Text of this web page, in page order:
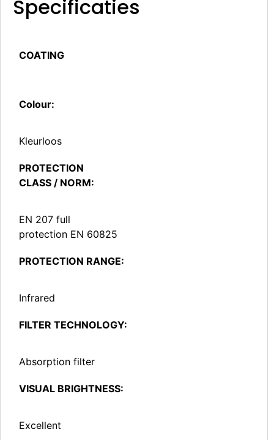
Specificaties
COATING
Colour:
Kleurloos
PROTECTION
CLASS / NORM:
EN 207 full
protection EN 60825
PROTECTION RANGE:
Infrared
FILTER TECHNOLOGY:
Absorption filter
VISUAL BRIGHTNESS:
Excellent